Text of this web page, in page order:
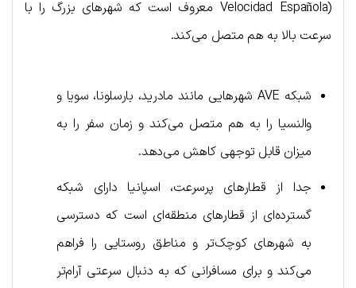
Velocidad Española) معروف است که شهرهای بزرگ را با
سرعت بالا به هم متصل می‌کند.
شبکه AVE شهرهایی مانند مادرید، بارسلونا، سویا و
والنسیا را به هم متصل می‌کند و زمان سفر را به
میزان قابل توجهی کاهش می‌دهد.
جدا از قطارهای پرسرعت، اسپانیا دارای شبکه
گسترده‌ای از قطارهای منطقه‌ای است که دسترسی
به شهرهای کوچک‌تر و مناطق روستایی را فراهم
می‌کند و برای مسافرانی که به دنبال سرعتی آرام‌تر